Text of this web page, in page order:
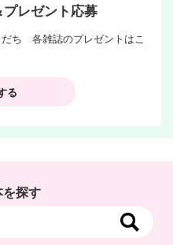
レゼント応募
ち 各雑誌のプレゼントはこ
る
探す